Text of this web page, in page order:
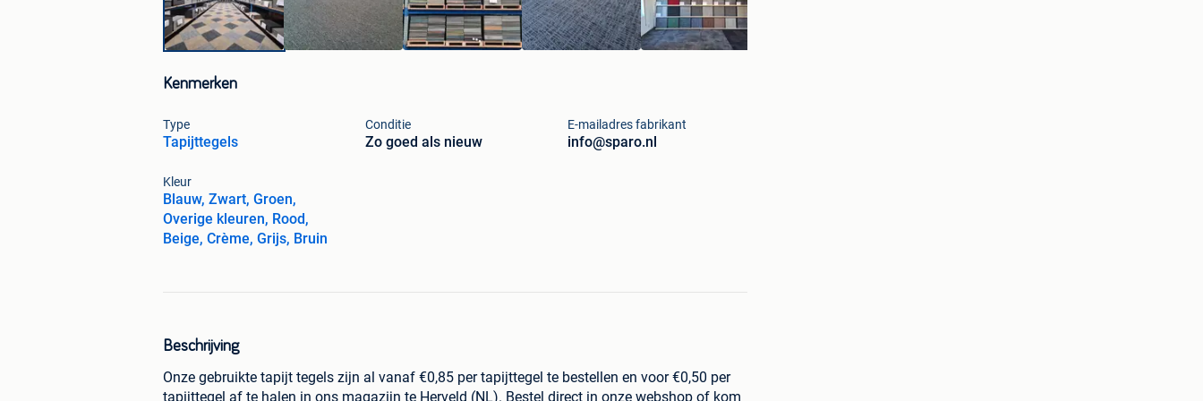
Kenmerken
Type
Tapijttegels
Conditie
Zo goed als nieuw
E-mailadres fabrikant
info@sparo.nl
Kleur
Blauw, Zwart, Groen,
Overige kleuren, Rood,
Beige, Crème, Grijs, Bruin
Beschrijving
Onze gebruikte tapijt tegels zijn al vanaf €0,85 per tapijttegel te bestellen en voor €0,50 per
tapijttegel af te halen in ons magazijn te Herveld (NL). Bestel direct in onze webshop of kom